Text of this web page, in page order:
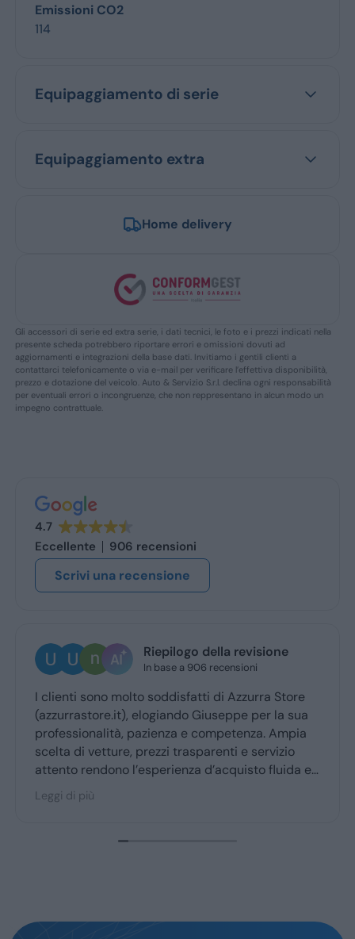
Emissioni CO2
114
Equipaggiamento di serie
Equipaggiamento extra
Home delivery
Gli accessori di serie ed extra serie, i dati tecnici, le foto e i prezzi indicati nella
presente scheda potrebbero riportare errori e omissioni dovuti ad
aggiornamenti e integrazioni della base dati. Invitiamo i gentili clienti a
contattarci telefonicamente o via e-mail per verificare l’effettiva disponibilità,
prezzo e dotazione del veicolo. Auto & Servizio S.r.l. declina ogni responsabilità
per eventuali errori o incongruenze, che non reppresentano in alcun modo un
impegno contrattuale.
4.7
Eccellente
906 recensioni
Scrivi una recensione
Riepilogo della revisione
In base a 906 recensioni
soddisfatti di Azzurra Store
Giuseppe per la sua
e competenza. Ampia
trasparenti e servizio
d’acquisto fluida e
parte degli utenti.
Ugo Brescia
Ottima esperienza
Giuseppe mi ha
ritiro a quello della